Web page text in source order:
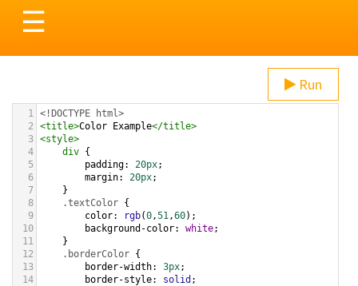
Toggle
navigation
☰
Run
1 <!DOCTYPE html>
2
<title>Color Example</title>
3 <style>
4
div {
5
padding: 20px;
6
margin: 20px;
7
}
8
.textColor {
9
color: rgb(0,51,60);
10
background-color: white;
11
}
12
.borderColor {
13
border-width: 3px;
14
border-style: solid ;